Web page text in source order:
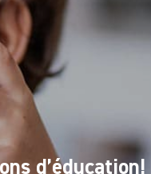
d’éducation!